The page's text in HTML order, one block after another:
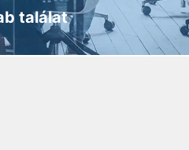
találat